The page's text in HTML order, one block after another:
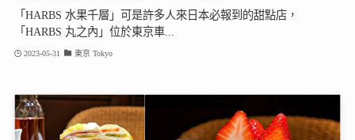
「HARBS 水果千層」可是許多人來日本必報到的甜點店，
「HARBS 丸之內」位於東京車...
2023-05-31 東京 Tokyo